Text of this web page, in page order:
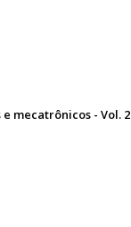
mecatrônicos - Vol. 2